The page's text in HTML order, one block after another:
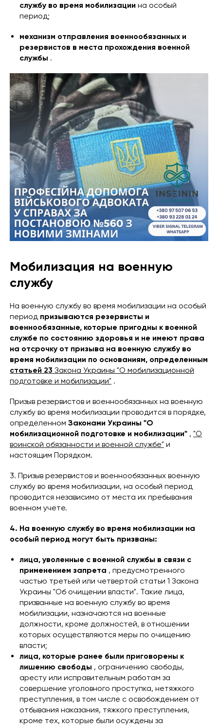
службу во время мобилизации на особый
период;
механизм отправления военнообязанных и
резервистов в места прохождения военной
службы .
Мобилизация на военную
службу
На военную службу во время мобилизации на особый
период призываются резервисты и
военнообязанные, которые пригодны к военной
службе по состоянию здоровья и не имеют права
на отсрочку от призыва на военную службу во
время мобилизации по основаниям, определенным
статьей 23 Закона Украины "О мобилизационной
подготовке и мобилизации" .
Призыв резервистов и военнообязанных на военную
службу во время мобилизации проводится в порядке,
определенном Законами Украины "О
мобилизационной подготовке и мобилизации" , "О
воинской обязанности и военной службе" и
настоящим Порядком.
3. Призыв резервистов и военнообязанных военную
службу во время мобилизации, на особый период
проводится независимо от места их пребывания
военном учете.
4. На военную службу во время мобилизации на
особый период могут быть призваны:
лица, уволенные с военной службы в связи с
применением запрета , предусмотренного
частью третьей или четвертой статьи 1 Закона
Украины "Об очищении власти". Такие лица,
призванные на военную службу во время
мобилизации, назначаются на военные
должности, кроме должностей, в отношении
которых осуществляются меры по очищению
власти;
лица, которые ранее были приговорены к
лишению свободы , ограничению свободы,
аресту или исправительным работам за
совершение уголовного проступка, нетяжкого
преступления, в том числе с освобождением от
отбывания наказания, тяжкого преступления,
кроме тех, которые были осуждены за